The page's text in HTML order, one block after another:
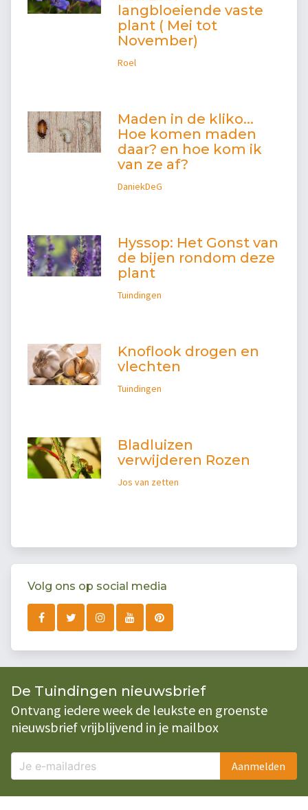
langbloeiende vaste
plant ( Mei tot
November)
Roel
Maden in de kliko...
Hoe komen maden
daar? en hoe kom ik
van ze af?
DaniekDeG
Hyssop: Het Gonst van
de bijen rondom deze
plant
Tuindingen
Knoflook drogen en
vlechten
Tuindingen
Bladluizen
verwijderen Rozen
Jos van zetten
Volg ons op social media
De Tuindingen nieuwsbrief
Ontvang iedere week de leukste en groenste
nieuwsbrief vrijblijvend in je mailbox
Aanmelden